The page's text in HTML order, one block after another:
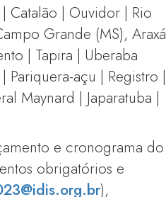
Catalão | Ouvidor | Rio
Grande (MS), Araxá
| Tapira | Uberaba
Pariquera-açu | Registro |
Maynard | Japaratuba |
e cronograma do
obrigatórios e
),